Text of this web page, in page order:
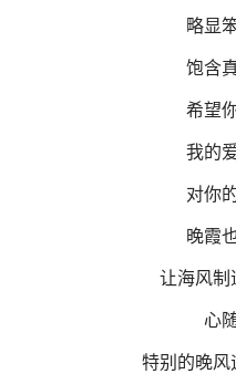
略显
饱含
希望
我的
对你
晚霞
让海风制
心
特别的晚风